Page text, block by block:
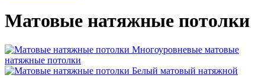
Матовые натяжные потолки